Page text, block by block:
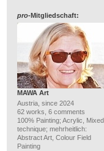
pro-Mitgliedschaft:
MAWA Art
Austria, since 2024
62 works, 6 comments
100% Painting; Acrylic, Mixed
technique; mehrheitlich:
Abstract Art, Colour Field
Painting